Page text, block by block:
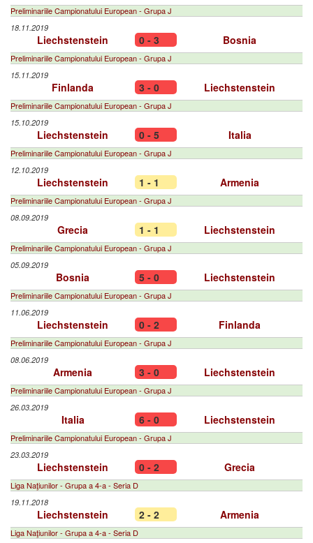
Preliminariile Campionatului European - Grupa J
18.11.2019
Liechstenstein 0 - 3 Bosnia
Preliminariile Campionatului European - Grupa J
15.11.2019
Finlanda 3 - 0 Liechstenstein
Preliminariile Campionatului European - Grupa J
15.10.2019
Liechstenstein 0 - 5 Italia
Preliminariile Campionatului European - Grupa J
12.10.2019
Liechstenstein 1 - 1 Armenia
Preliminariile Campionatului European - Grupa J
08.09.2019
Grecia 1 - 1 Liechstenstein
Preliminariile Campionatului European - Grupa J
05.09.2019
Bosnia 5 - 0 Liechstenstein
Preliminariile Campionatului European - Grupa J
11.06.2019
Liechstenstein 0 - 2 Finlanda
Preliminariile Campionatului European - Grupa J
08.06.2019
Armenia 3 - 0 Liechstenstein
Preliminariile Campionatului European - Grupa J
26.03.2019
Italia 6 - 0 Liechstenstein
Preliminariile Campionatului European - Grupa J
23.03.2019
Liechstenstein 0 - 2 Grecia
Liga Naţiunilor - Grupa a 4-a - Seria D
19.11.2018
Liechstenstein 2 - 2 Armenia
Liga Naţiunilor - Grupa a 4-a - Seria D